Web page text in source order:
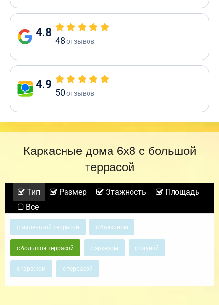
4.8
48 отзывов
4.9
50отзывов
Каркасные дома 6х8 с большой
террасой
Тип Размер Этажность
Площадь
Все
с маленькой террасой с балконом
с большой террасой с эркером с сауной
с гаражом с террасой